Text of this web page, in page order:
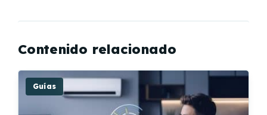
Contenido relacionado
Guías